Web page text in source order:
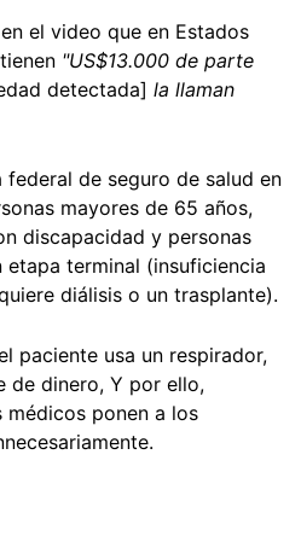
el video que en Estados
"US$13.000 de parte
detectada] la llaman
federal de seguro de salud en
mayores de 65 años,
discapacidad y personas
terminal (insuficiencia
diálisis o un trasplante).
paciente usa un respirador,
de dinero, Y por ello,
médicos ponen a los